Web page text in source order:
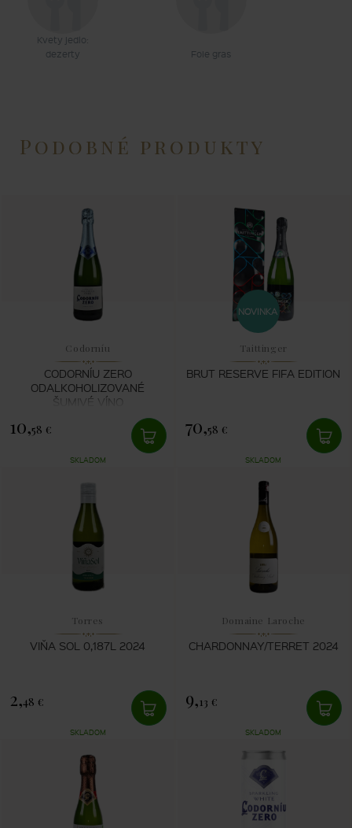
Kvety jedlo:
dezerty
Foie gras
Podobné produkty
Codorníu
CODORNÍU ZERO
ODALKOHOLIZOVANÉ
ŠUMIVÉ VÍNO
10,58 €
SKLADOM
NOVINKA
Taittinger
BRUT RESERVE FIFA EDITION
70,58 €
SKLADOM
Torres
VIŇA SOL 0,187L 2024
2,48 €
SKLADOM
Domaine Laroche
CHARDONNAY/TERRET 2024
9,13 €
SKLADOM